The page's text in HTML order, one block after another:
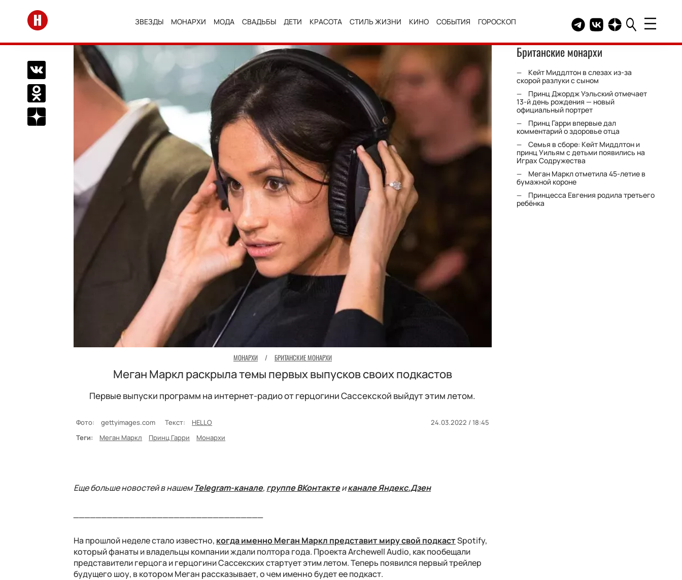
Перейти на главную
ЗВЕЗДЫ МОНАРХИ МОДА СВАДЬБЫ ДЕТИ КРАСОТА СТИЛЬ ЖИЗНИ КИНО СОБЫТИЯ ГОРОСКОП Telegram канал HELLO
Группа HELLO
Канал HELLO в
Поделиться Вконтакте
Поделиться в Одноклассниках
Подписаться на нас в Дзен
МОНАРХИ / БРИТАНСКИЕ МОНАРХИ
Меган Маркл раскрыла темы первых выпусков своих подкастов
Первые выпуски программ на интернет-радио от герцогини Сассекской выйдут этим летом.
Фото: gettyimages.com Текст: HELLO
24.03.2022 / 18:45
Теги:
Меган Маркл Принц Гарри Монархи
Еще больше новостей в нашемTelegram-канале, группе ВКонтактеиканале Яндекс.Дзен
На прошлой неделе стало известно, когда именно Меган Маркл представит миру свой подкастSpotify,
который фанаты и владельцы компании ждали полтора года. Проекта Archewell Audio, как пообещали
представители герцога и герцогини Сассекских стартует этим летом. Теперь появился первый трейлер
будущего шоу, в котором Меган рассказывает, о чем именно будет ее подкаст.
Британские монархи
Кейт Миддлтон в слезах из-за
скорой разлуки с сыном
Принц Джордж Уэльский отмечает
13-й день рождения — новый
официальный портрет
Принц Гарри впервые дал
комментарий о здоровье отца
Семья в сборе: Кейт Миддлтон и
принц Уильям с детьми появились на
Играх Содружества
Меган Маркл отметила 45-летие в
бумажной короне
Принцесса Евгения родила третьего
ребёнка